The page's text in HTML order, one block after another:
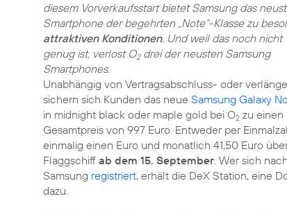
diesem Vorverkaufsstart bietet Samsung das
Smartphone der begehrten „Note“-Klasse zu
attraktiven Konditionen. Und weil das noch nicht
genug ist, verlost O2drei der neusten Samsung
Smartphones.
Unabhängig von Vertragsabschluss- oder
sichern sich Kunden das neue Samsung Galaxy
in midnight black oder maple gold bei O2 zu einen
Gesamtpreis von 997 Euro. Entweder per
einmalig einen Euro und monatlich 41,50 Euro
Flaggschiff ab dem 15. September. Wer sich
Samsung registriert, erhält die DeX Station, eine
dazu.